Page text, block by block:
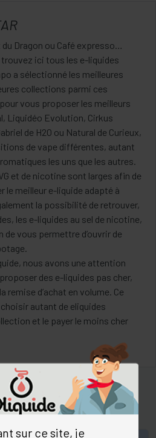
Dragon ou Café expresso…
ici tous les e-liquides
a sélectionné les meilleures
collections parmi ces
vous proposer les meilleurs
Liquidéo Evolution, Cirkus
de H2O ou Natural de Curieux,
de vape différentes, autant
les uns que les autres.
et de nicotine sont larges afin de
le meilleur e-liquide adapté à
la possibilité de retrouver,
les e-liquides au sel de nicotine,
de vous permettre d’ouvrir de
nous avons une attention
des e-liquides pas cher,
remise d’achat en volume. Ce
autant de eliquides
et le payer le moins cher
Eliquides Nektar?
sur ce site, je